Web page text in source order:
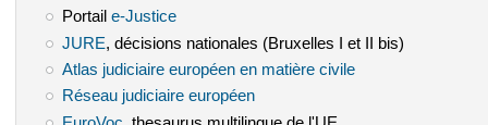
Portail e-Justice(le lien est externe)
JURE (le lien est externe)
, décisions nationales (Bruxelles I et II bis)
Atlas judiciaire européen en matière civile(le lien est externe)
Réseau judiciaire européen(le lien est externe)